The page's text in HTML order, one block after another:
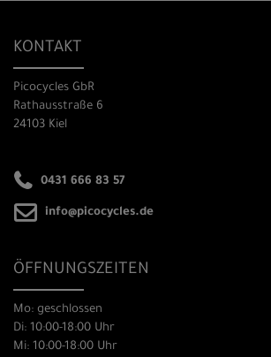
KONTAKT
Picocycles GbR
Rathausstraße 6
24103 Kiel
0431 666 83 57
info@picocycles.de
ÖFFNUNGSZEITEN
Mo: geschlossen
Di: 10:00-18:00 Uhr
Mi: 10:00-18:00 Uhr